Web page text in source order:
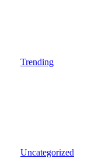
Trending
Uncategorized